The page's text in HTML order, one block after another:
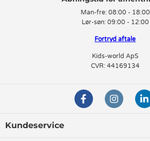
Man-fre: 08:00 - 18:00
Lør-søn: 09:00 - 12:00
Fortryd aftale
Kids-world ApS
CVR: 44169134
Kundeservice